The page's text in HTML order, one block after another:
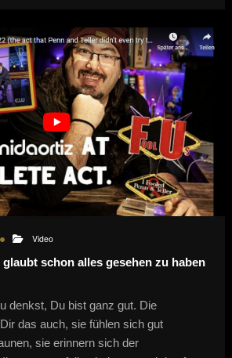
Video
schon alles gesehen zu haben
denkst, Du bist ganz gut. Die
das auch, sie fühlen sich gut
sie erinnern sich der